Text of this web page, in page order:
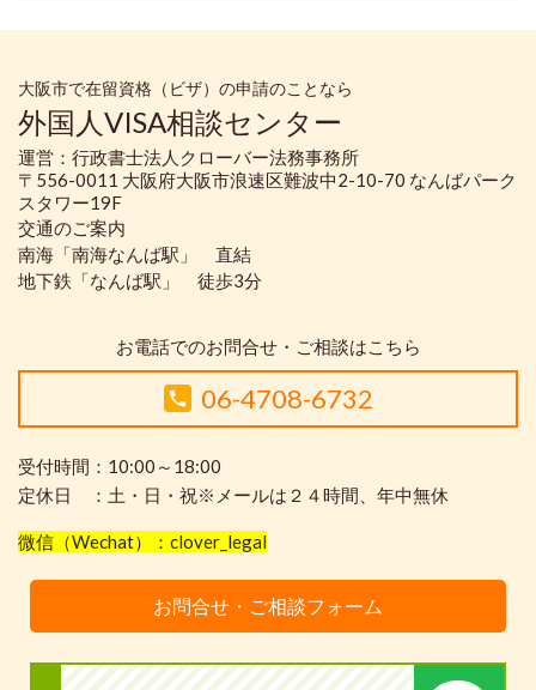
大阪市で在留資格（ビザ）の申請のことなら
外国人VISA相談センター
運営：行政書士法人クローバー法務事務所
〒556-0011 大阪府大阪市浪速区難波中2-10-70 なんばパーク
スタワー19F
交通のご案内
南海「南海なんば駅」 直結
地下鉄「なんば駅」 徒歩3分
お電話でのお問合せ・ご相談はこちら
06-4708-6732
受付時間：10:00～18:00
定休日 ：土・日・祝※メールは２４時間、年中無休
微信（Wechat）：clover_legal
お問合せ・ご相談フォーム